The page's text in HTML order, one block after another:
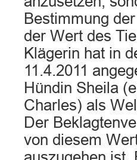
Bestimmung
der Wert des
Klägerin hat in
11.4.2011
Hündin Sheila
Charles) als
Der
von diesem